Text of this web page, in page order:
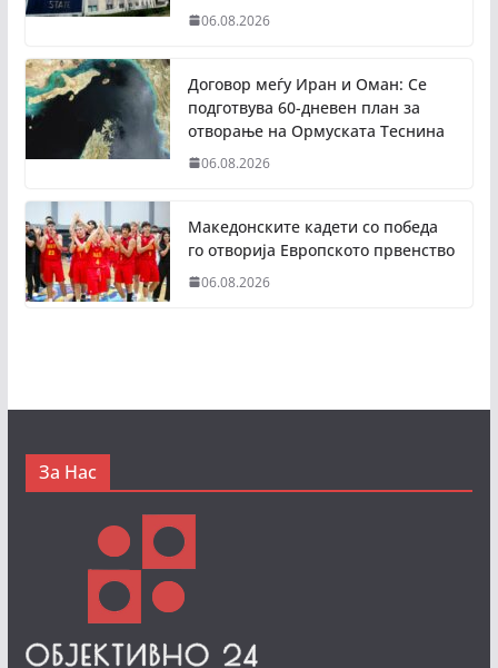
06.08.2026
Договор меѓу Иран и Оман: Се
подготвува 60-дневен план за
отворање на Ормуската Теснина
06.08.2026
Македонските кадети со победа
го отворија Европското првенство
06.08.2026
За Нас